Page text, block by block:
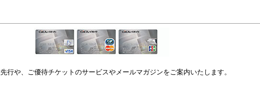
行や、ご優待チケットのサービスやメールマガジンをご案内いたします。